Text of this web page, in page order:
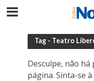
Tag - Teatro
Desculpe, não
página. Sinta-se